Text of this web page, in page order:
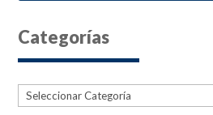
Categorías
Categorías